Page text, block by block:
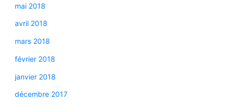
mai 2018
avril 2018
mars 2018
février 2018
janvier 2018
décembre 2017